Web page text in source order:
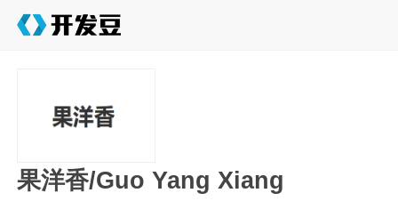
果洋香/Guo Yang Xiang